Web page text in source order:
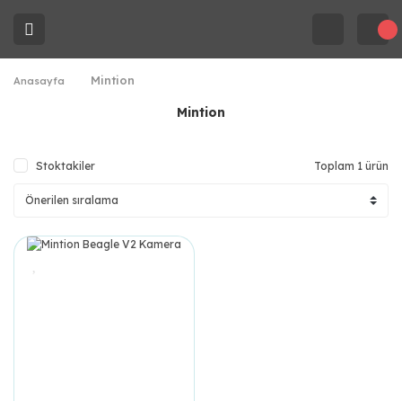
Anasayfa Mintion
Mintion
Stoktakiler Toplam 1 ürün